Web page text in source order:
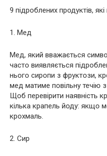
9 підроблених продуктів,
1. Мед
Мед, який вважається
часто виявляється
нього сиропи з фруктози,
мед матиме повільну течію
Щоб перевірити наявність
кілька крапель йоду: якщо
крохмаль.
2. Сир